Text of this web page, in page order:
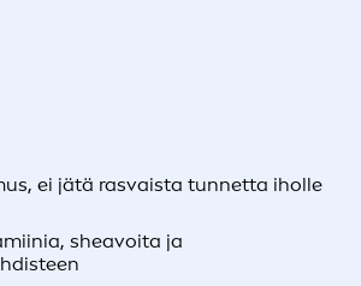
ei jätä rasvaista tunnetta iholle
sheavoita ja